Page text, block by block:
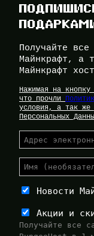
Получайте все
Майнкрафт, а
Майнкрафт
Нажимая на
что прочли
условия, а так же
Персональных
Новости
Акции и
Получайте все